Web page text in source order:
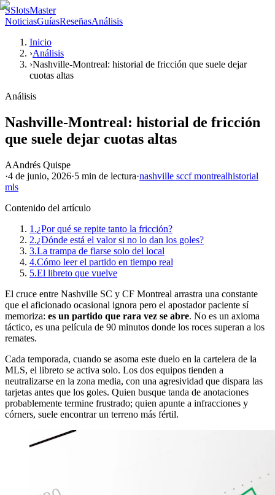
SSlotsMaster
NoticiasGuíasReseñasAnálisis
Inicio
›Análisis
›Nashville-Montreal: historial de fricción que suele dejar
cuotas altas
Análisis
Nashville-Montreal: historial de fricción
que suele dejar cuotas altas
AAndrés Quispe
·4 de junio, 2026·5 min de lectura·nashville sccf montrealhistorial
mls
Contenido del artículo
1.¿Por qué se repite tanto la fricción?
2.¿Dónde está el valor si no lo dan los goles?
3.La trampa de fiarse solo del local
4.Cómo leer el partido en tiempo real
5.El libreto que vuelve
El cruce entre Nashville SC y CF Montreal arrastra una constante
que el aficionado ocasional ignora pero el apostador paciente sí
memoriza: es un partido que rara vez se abre. No es un axioma
táctico, es una película de 90 minutos donde los roces superan a los
remates.
Cada temporada, cuando se asoma este duelo en la cartelera de la
MLS, el libreto se activa solo. Los dos equipos tienden a
neutralizarse en la zona media, con una agresividad que dispara las
tarjetas antes que los goles. Quien busque tanda de anotaciones
probablemente termine frustrado; quien apunte a infracciones y
córners, suele encontrar un terreno más fértil.